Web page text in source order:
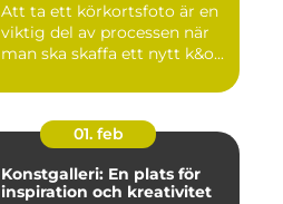
Att ta ett körkortsfoto är en
viktig del av processen när
man ska skaffa ett nytt k&o...
01. feb
Konstgalleri: En plats för
inspiration och kreativitet